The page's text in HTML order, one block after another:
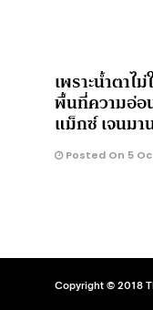
เพราะน้ำตา
พื้นที่ความอ่อ
แม็กซ์ เจนมา
Posted On 5
Copyright © 2018